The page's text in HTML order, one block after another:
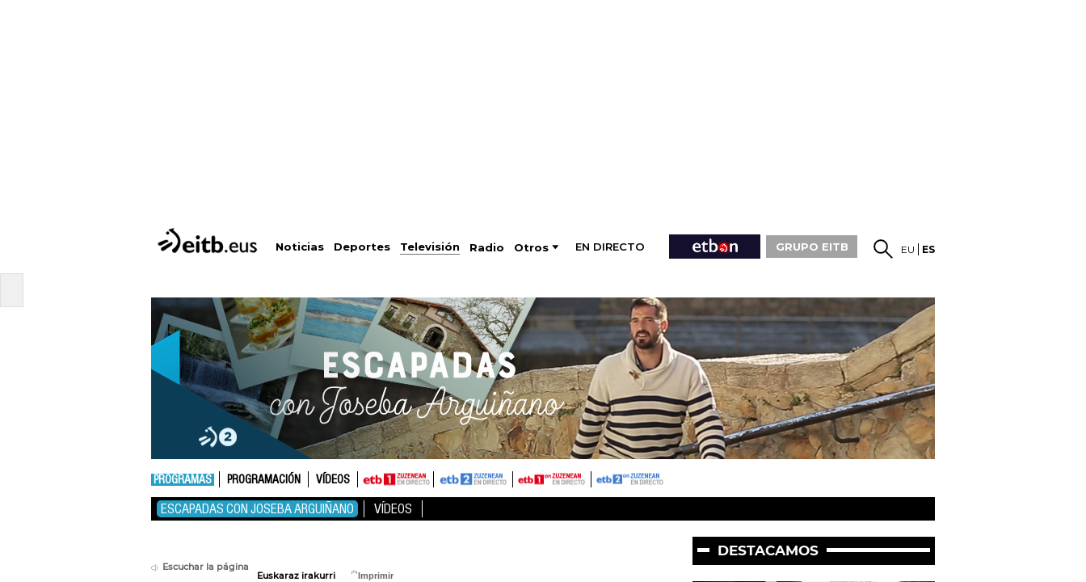
Noticias Deportes Televisión Radio Otros EN DIRECTO GRUPO EITB EU ES
PROGRAMAS PROGRAMACIÓN VÍDEOS
ESCAPADAS CON JOSEBA ARGUIÑANO VÍDEOS
Escuchar la página
Euskaraz irakurri
DESTACAMOS